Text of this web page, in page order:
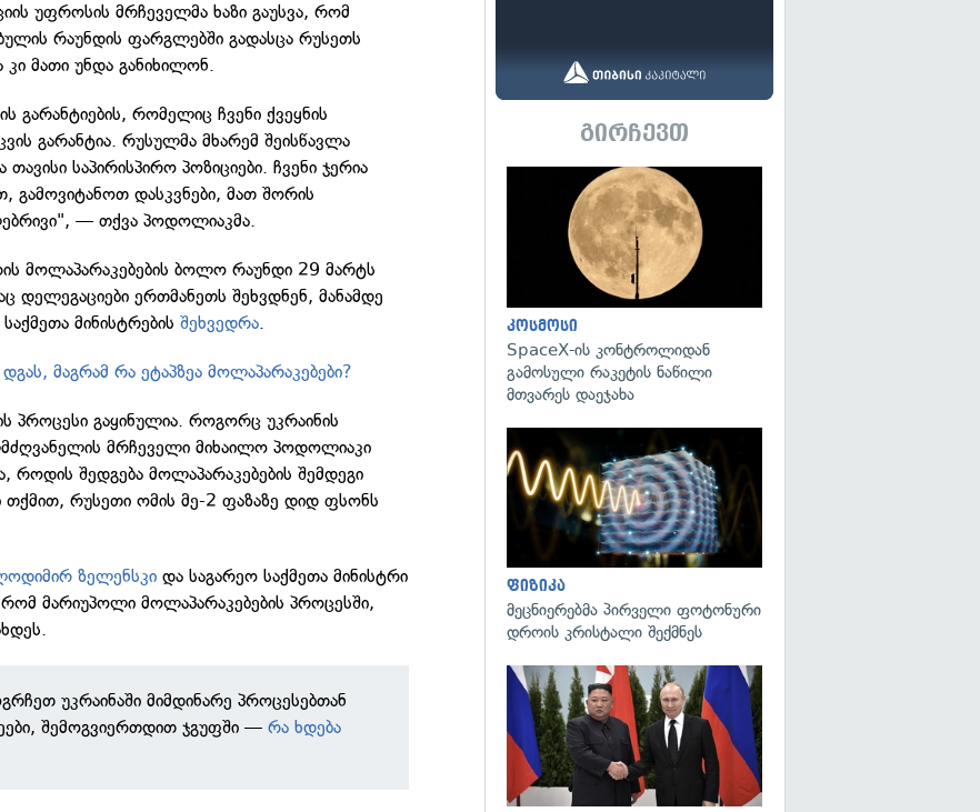
უფროსის მრჩეველმა ხაზი გაუსვა, რომ
რაუნდის ფარგლებში გადასცა რუსეთს
კი მათი უნდა განიხილონ.
გარანტიების, რომელიც ჩვენი ქვეყნის
გარანტია. რუსულმა მხარემ შეისწავლა
საპირისპირო პოზიციები. ჩვენი ჯერია
გამოვიტანოთ დასკვნები, მათ შორის
— თქვა პოდოლიაკმა.
მოლაპარაკებების ბოლო რაუნდი 29 მარტს
დელეგაციები ერთმანეთს შეხვდნენ, მანამდე
მინისტრებისშეხვედრა.
მაგრამ რა ეტაპზეა მოლაპარაკებები?
პროცესი გაყინულია. როგორც უკრაინის
მრჩეველი მიხაილო პოდოლიაკი
როდის შედგება მოლაპარაკებების შემდეგი
თქმით, რუსეთი ომის მე-2 ფაზაზე დიდ ფსონს
ზელენსკი და საგარეო საქმეთა მინისტრი
მარიუპოლი მოლაპარაკებების პროცესში,
უკრაინაში მიმდინარე პროცესებთან
შემოგვიერთდით ჯგუფში —რა ხდება
გირჩევთ
კოსმოსი
SpaceX-ის კონტროლიდან
გამოსული რაკეტის ნაწილი
მთვარეს დაეჯახა
ფიზიკა
მეცნიერებმა პირველი ფოტონური
დროის კრისტალი შექმნეს